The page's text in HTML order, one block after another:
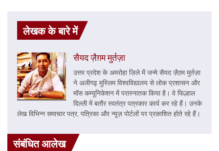
लेखक के बारे में
सैयद ज़ैग़म मुर्तज़ा
उत्तर प्रदेश के अमरोहा ज़िले में जन्मे सैयद ज़ैग़़म मुर्तज़ा
ने अलीगढ़ मुस्लिम विश्वविद्यालय से लोक प्रशासन और
मॉस कम्यूनिकेशन में परास्नातक किया है। वे फिल्हाल
दिल्ली में बतौर स्वतंत्र पत्रकार कार्य कर रहे हैं। उनके
लेख विभिन्न समाचार पत्र, पत्रिका और न्यूज़ पोर्टलों पर प्रकाशित होते रहे हैं।
संबंधित आलेख